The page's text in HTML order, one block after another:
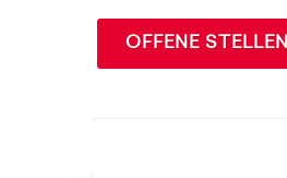
OFFENE STELLEN